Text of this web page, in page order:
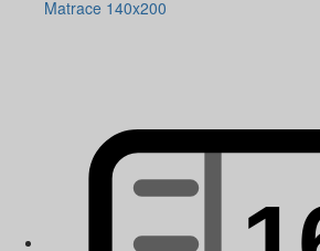
Matrace 140x200